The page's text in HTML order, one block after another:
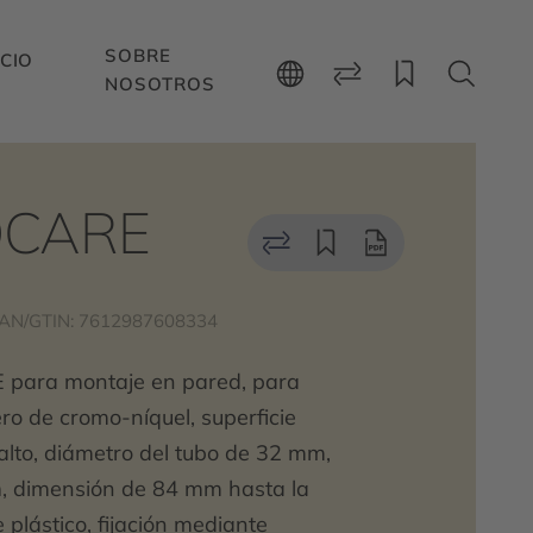
SOBRE
NOSOTROS
GTIN: 7612987608334
para montaje en pared, para
de cromo-níquel, superficie
diámetro del tubo de 32 mm,
dimensión de 84 mm hasta la
fijación mediante